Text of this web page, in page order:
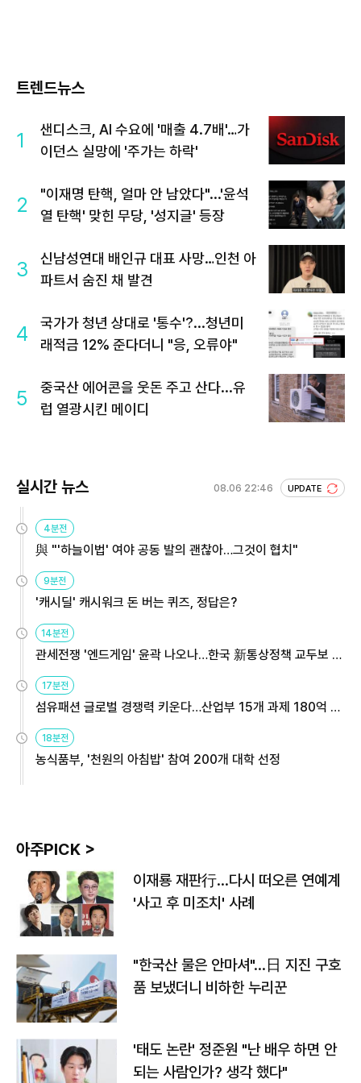
트렌드뉴스
1
샌디스크, AI 수요에 '매출 4.7배'…가
이던스 실망에 '주가는 하락'
2
"이재명 탄핵, 얼마 안 남았다"...'윤석
열 탄핵' 맞힌 무당, '성지글' 등장
3
신남성연대 배인규 대표 사망…인천 아
파트서 숨진 채 발견
4
국가가 청년 상대로 '통수'?...청년미
래적금 12% 준다더니 "응, 오류야"
5
중국산 에어콘을 웃돈 주고 산다...유
럽 열광시킨 메이디
실시간 뉴스 08.06 22:46 UPDATE
4분전
與 "'하늘이법' 여야 공동 발의 괜찮아…그것이 협치"
9분전
'캐시딜' 캐시워크 돈 버는 퀴즈, 정답은?
14분전
관세전쟁 '엔드게임' 윤곽 나오나…한국 新통상정책 교두보 활
용해야
17분전
섬유패션 글로벌 경쟁력 키운다…산업부 15개 과제 180억 지
원
18분전
농식품부, '천원의 아침밥' 참여 200개 대학 선정
아주PICK >
이재룡 재판行…다시 떠오른 연예계
'사고 후 미조치' 사례
"한국산 물은 안마셔"…日 지진 구호
품 보냈더니 비하한 누리꾼
'태도 논란' 정준원 "난 배우 하면 안
되는 사람인가? 생각 했다"